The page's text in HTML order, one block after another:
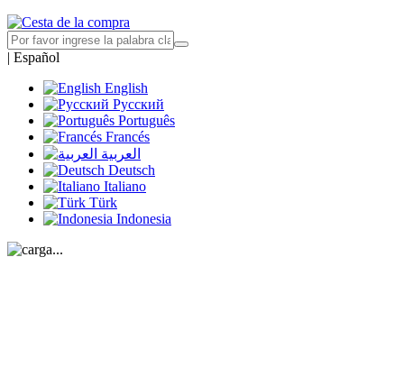
| Español
English
Русский
Português
Francés
العربية
Deutsch
Italiano
Türk
Indonesia